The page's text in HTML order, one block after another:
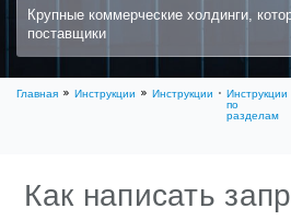
Крупные коммерческие холдинги,
поставщики
Главная Инструкции Инструкции
Инструкции
по
разделам
Как написать